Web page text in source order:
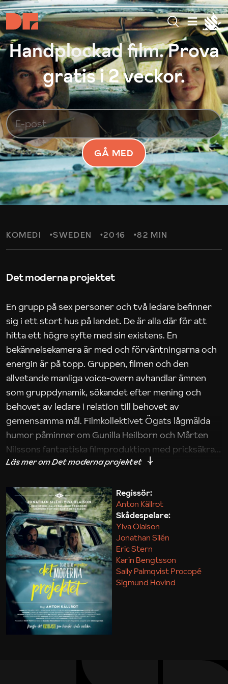
Handplockad film. Prova
gratis i 2 veckor.
GÅ MED
KOMEDI SWEDEN 2016 82 MIN
Det moderna projektet
En grupp på sex personer och två ledare befinner
sig i ett stort hus på landet. De är alla där för att
hitta ett högre syfte med sin existens. En
bekännelsekamera är med och förväntningarna och
energin är på topp. Gruppen, filmen och den
allvetande manliga voice-overn avhandlar ämnen
som gruppdynamik, sökandet efter mening och
behovet av ledare i relation till behovet av
gemensamma mål. Filmkollektivet Ögats lågmälda
humor påminner om Gunilla Heilborn och Mårten
Nilssons fantastiska filmproduktion med pricksäkra
iakttagelser om hur svårt det kan vara att omsätta
Maja Kekonius
Regissör:
Anton Källrot
Skådespelare:
Ylva Olaison
Jonathan Silén
Eric Stern
Karin Bengtsson
Sally Palmqvist Procopé
Sigmund Hovind